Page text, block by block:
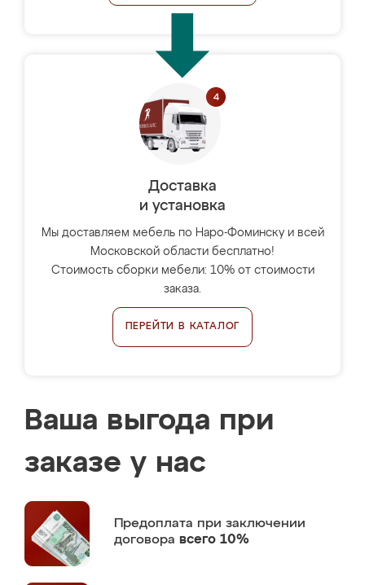
Доставка
и установка
Мы доставляем мебель по Наро-Фоминску и всей
Московской области бесплатно!
Стоимость сборки мебели: 10% от стоимости
заказа.
ПЕРЕЙТИ В КАТАЛОГ
Ваша выгода при
заказе у нас
Предоплата при заключении
договора всего 10%